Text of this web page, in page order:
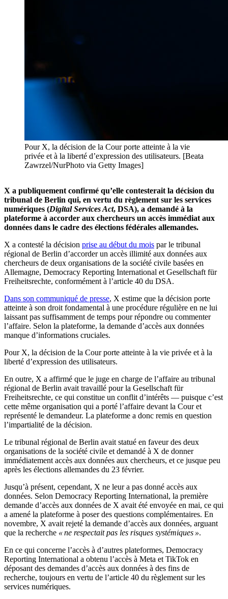
Pour X, la décision de la Cour porte atteinte à la vie
privée et à la liberté d’expression des utilisateurs. [Beata
Zawrzel/NurPhoto via Getty Images]
X a publiquement confirmé qu’elle contesterait la décision du
tribunal de Berlin qui, en vertu du règlement sur les services
numériques (Digital Services Act, DSA), a demandé à la
plateforme à accorder aux chercheurs un accès immédiat aux
données dans le cadre des élections fédérales allemandes.
X a contesté la décision prise au début du mois par le tribunal
régional de Berlin d’accorder un accès illimité aux données aux
chercheurs de deux organisations de la société civile basées en
Allemagne, Democracy Reporting International et Gesellschaft für
Freiheitsrechte, conformément à l’article 40 du DSA.
Dans son communiqué de presse, X estime que la décision porte
atteinte à son droit fondamental à une procédure régulière en ne lui
laissant pas suffisamment de temps pour répondre ou commenter
l’affaire. Selon la plateforme, la demande d’accès aux données
manque d’informations cruciales.
Pour X, la décision de la Cour porte atteinte à la vie privée et à la
liberté d’expression des utilisateurs.
En outre, X a affirmé que le juge en charge de l’affaire au tribunal
régional de Berlin avait travaillé pour la Gesellschaft für
Freiheitsrechte, ce qui constitue un conflit d’intérêts — puisque c’est
cette même organisation qui a porté l’affaire devant la Cour et
représenté le demandeur. La plateforme a donc remis en question
l’impartialité de la décision.
Le tribunal régional de Berlin avait statué en faveur des deux
organisations de la société civile et demandé à X de donner
immédiatement accès aux données aux chercheurs, et ce jusque peu
après les élections allemandes du 23 février.
Jusqu’à présent, cependant, X ne leur a pas donné accès aux
données. Selon Democracy Reporting International, la première
demande d’accès aux données de X avait été envoyée en mai, ce qui
a amené la plateforme à poser des questions complémentaires. En
novembre, X avait rejeté la demande d’accès aux données, arguant
que la recherche « ne respectait pas les risques systémiques ».
En ce qui concerne l’accès à d’autres plateformes, Democracy
Reporting International a obtenu l’accès à Meta et TikTok en
déposant des demandes d’accès aux données à des fins de
recherche, toujours en vertu de l’article 40 du règlement sur les
services numériques.